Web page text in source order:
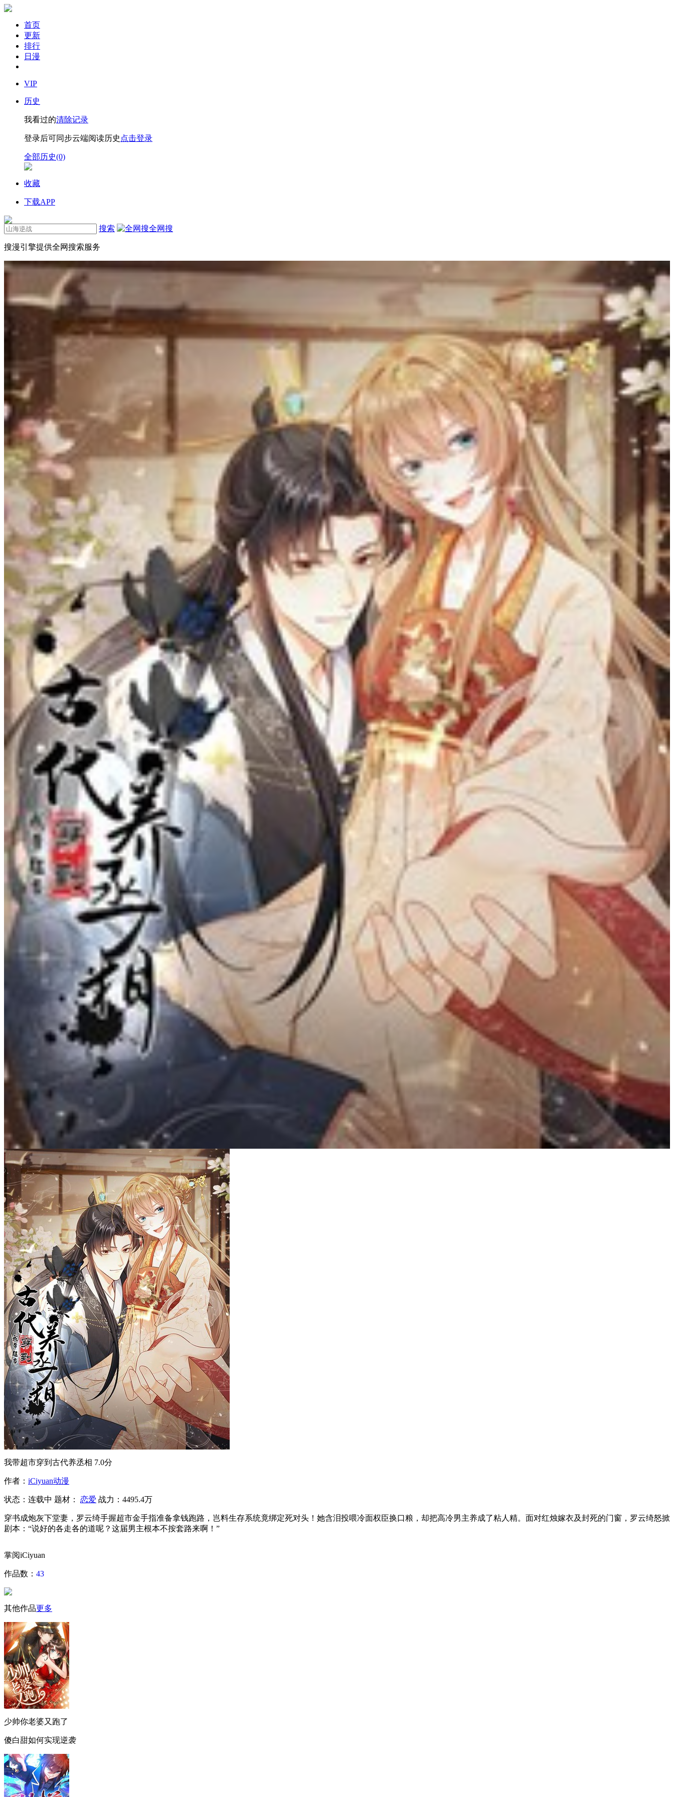
首页
更新
排行
日漫
VIP
历史
我看过的清除记录
登录后可同步云端阅读历史 点击登录
全部历史(0)
收藏
下载APP
搜索 全网搜
搜漫引擎提供全网搜索服务
我带超市穿到古代养丞相 7.0分
作者： iCiyuan动漫
状态： 连载中 题材： 恋爱 战力：4495.4万
穿书成炮灰下堂妻，罗云绮手握超市金手指准备拿钱跑路，岂料生存系统竟绑定死对头！她含泪投喂冷面权臣换口粮，却把高冷男主养成了粘人精。面对红烛嫁衣及封死的门窗，罗云绮怒掀
剧本：“说好的各走各的道呢？这届男主根本不按套路来啊！”
掌阅iCiyuan
作品数： 43
其他作品更多
少帅你老婆又跑了
傻白甜如何实现逆袭